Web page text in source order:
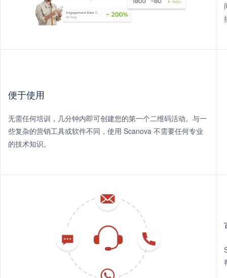
便于使用
无需任何培训，几分钟内即可创建您的第一个二维码活动。与一
些复杂的营销工具或软件不同，使用 Scanova 不需要任何专业
的技术知识。